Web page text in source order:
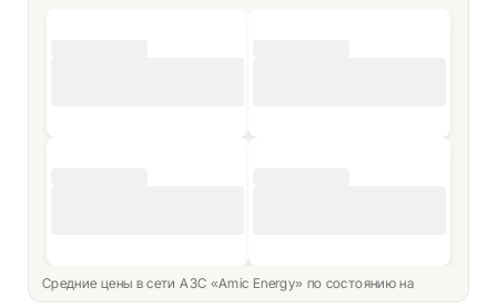
Средние цены в сети АЗС «Amic Energy» по состоянию на